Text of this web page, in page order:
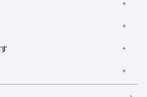
横浜線
江ノ島電鉄
以上
日当たり良好
ファミリー向け